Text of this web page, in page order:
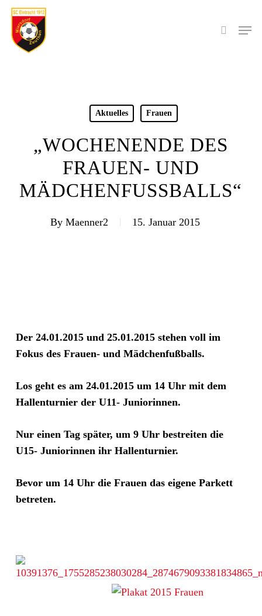
Skip
main
content
search
Menu
Aktuelles Frauen
„WOCHENENDE DES
FRAUEN- UND
MÄDCHENFUSSBALLS“
By Maenner2 15. Januar 2015
Der 24.01.2015 und 25.01.2015 stehen voll im
Fokus des Frauen- und Mädchenfußballs.
Los geht es am 24.01.2015 um 14 Uhr mit dem
Hallenturnier der U11- Juniorinnen.
Nur einen Tag später, um 9 Uhr bestreiten die
U15- Juniorinnen ihr Hallenturnier.
Bevor um 14 Uhr die Frauen das eigene Parkett
betreten.